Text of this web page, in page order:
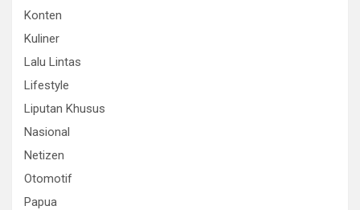
Konten
Kuliner
Lalu Lintas
Lifestyle
Liputan Khusus
Nasional
Netizen
Otomotif
Papua